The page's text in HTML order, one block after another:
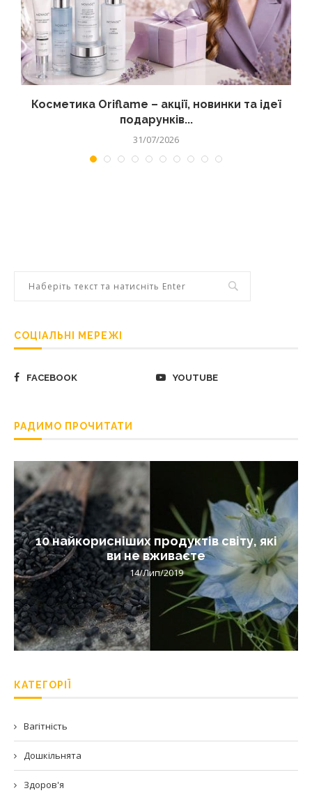
Косметика Oriflame – акції, новинки та ідеї
подарунків...
31/07/2026
СОЦІАЛЬНІ МЕРЕЖІ
FACEBOOK YOUTUBE
РАДИМО ПРОЧИТАТИ
10 найкорисніших продуктів світу, які
ви не вживаєте
14/Лип/2019
КАТЕГОРІЇ
Вагітність
Дошкільнята
Здоров'я